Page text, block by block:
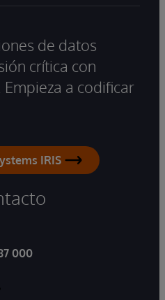
de datos
crítica con
a codificar
IRIS
000